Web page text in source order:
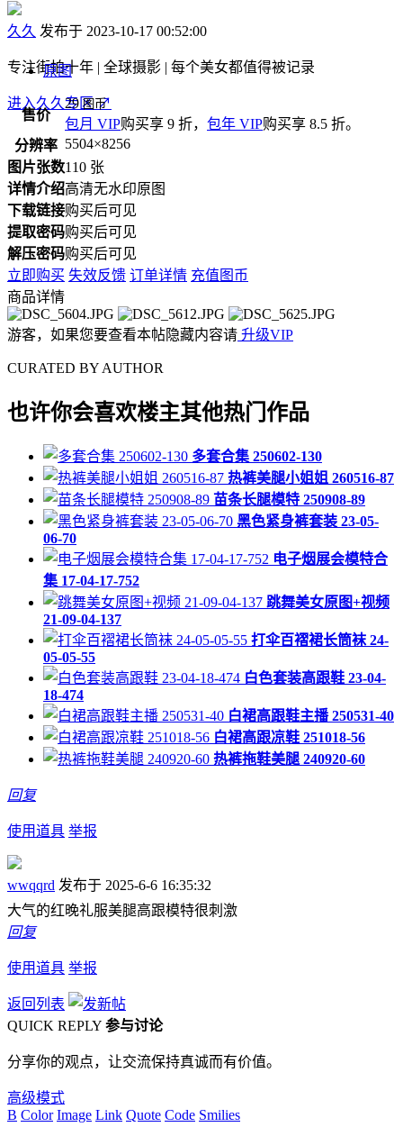
久久 发布于 2023-10-17 00:52:00
专注街拍十年 | 全球摄影 | 每个美女都值得被记录
进入久久专区↗
原图
售价
29图币
包月 VIP购买享 9 折， 包年 VIP购买享 8.5 折。
分辨率 5504×8256
图片张数110 张
详情介绍高清无水印原图
下载链接购买后可见
提取密码购买后可见
解压密码购买后可见
立即购买 失效反馈 订单详情 充值图币
商品详情
游客，如果您要查看本帖隐藏内容请 升级VIP
CURATED BY AUTHOR
也许你会喜欢楼主其他热门作品
多套合集 250602-130
热裤美腿小姐姐 260516-87
苗条长腿模特 250908-89
黑色紧身裤套装 23-05-
06-70
电子烟展会模特合
集 17-04-17-752
跳舞美女原图+视频
21-09-04-137
打伞百褶裙长筒袜 24-
05-05-55
白色套装高跟鞋 23-04-
18-474
白裙高跟鞋主播 250531-40
白裙高跟凉鞋 251018-56
热裤拖鞋美腿 240920-60
回复
使用道具 举报
wwqqrd 发布于 2025-6-6 16:35:32
大气的红晚礼服美腿高跟模特很刺激
回复
使用道具 举报
返回列表
QUICK REPLY 参与讨论
分享你的观点，让交流保持真诚而有价值。
高级模式
B Color Image Link Quote Code Smilies